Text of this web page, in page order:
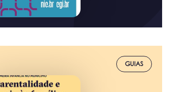
GUIAS